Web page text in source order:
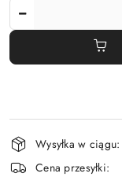
Dostępność
i
dostawa
Wysyłka w ciągu:
Cena przesyłki: